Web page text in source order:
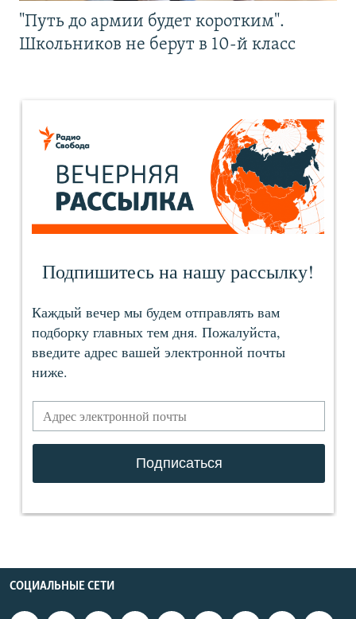
"Путь до армии будет коротким".
Школьников не берут в 10-й класс
СОЦИАЛЬНЫЕ СЕТИ